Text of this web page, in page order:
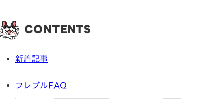
CONTENTS
新着記事
フレブルFAQ